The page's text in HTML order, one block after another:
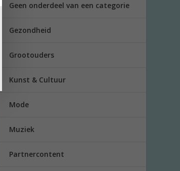
Geen onderdeel van een categorie
Gezondheid
Grootouders
Kunst & Cultuur
Mode
Muziek
Partnercontent